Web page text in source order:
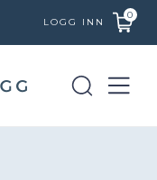
LOGG INN
0